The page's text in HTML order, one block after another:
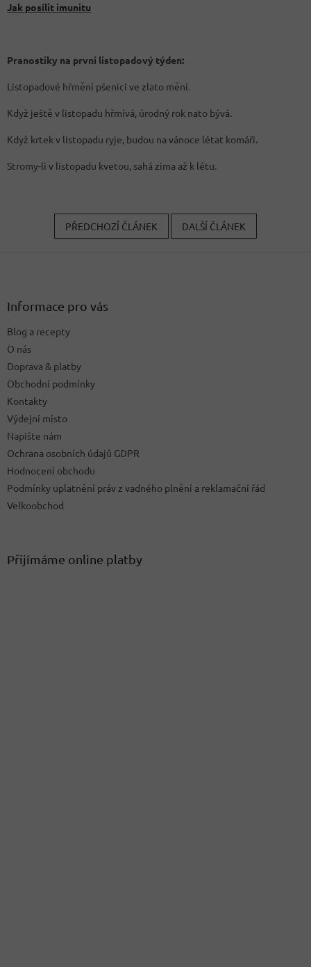
Jak posílit imunitu
Pranostiky na první listopadový týden:
Listopadové hřmění pšenici ve zlato mění.
Když ještě v listopadu hřmívá, úrodný rok nato bývá.
Když krtek v listopadu ryje, budou na vánoce létat komáři.
Stromy-li v listopadu kvetou, sahá zima až k létu.
PŘEDCHOZÍ ČLÁNEK DALŠÍ ČLÁNEK
Informace pro vás
Blog a recepty
O nás
Doprava & platby
Obchodní podmínky
Kontakty
Výdejní místo
Napište nám
Ochrana osobních údajů GDPR
Hodnocení obchodu
Podmínky uplatnění práv z vadného plnění a reklamační řád
Velkoobchod
Přijímáme online platby